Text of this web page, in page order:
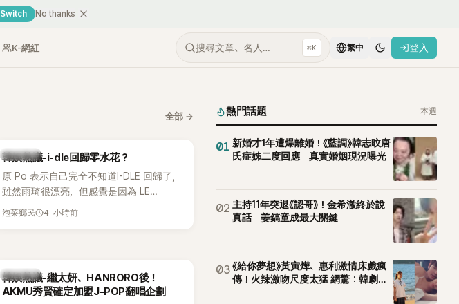
Switch No thanks
K-網紅 搜尋文章、名人… ⌘K 繁中 登入
全部 →
熱議討論
韓娛熱議-i-dle回歸零水花？
原 Po 表示自己完全不知道I-DLE 回歸了，
雖然雨琦很漂亮，但感覺是因為 LE
SSERAFIM 和 aespa 佔據了市場。
泡菜鄉民 4 小時前
熱議討論
韓娛熱議-繼太妍、HANRORO後！
AKMU秀賢確定加盟J-POP翻唱企劃
熱門話題 本週
01 新婚才1年遭爆離婚！《藍調》韓志旼唐
氏症姊二度回應 真實婚姻現況曝光
02 主持11年突退《認哥》！金希澈終於說
真話 姜鎬童成最大關鍵
03《給你夢想》黃寅燁、惠利激情床戲瘋
傳！火辣激吻尺度太猛 網驚：韓劇太